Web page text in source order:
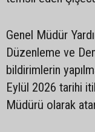
Genel Müdür
Düzenleme ve
bildirimlerin
Eylül 2026 tarihi
Müdürü olarak